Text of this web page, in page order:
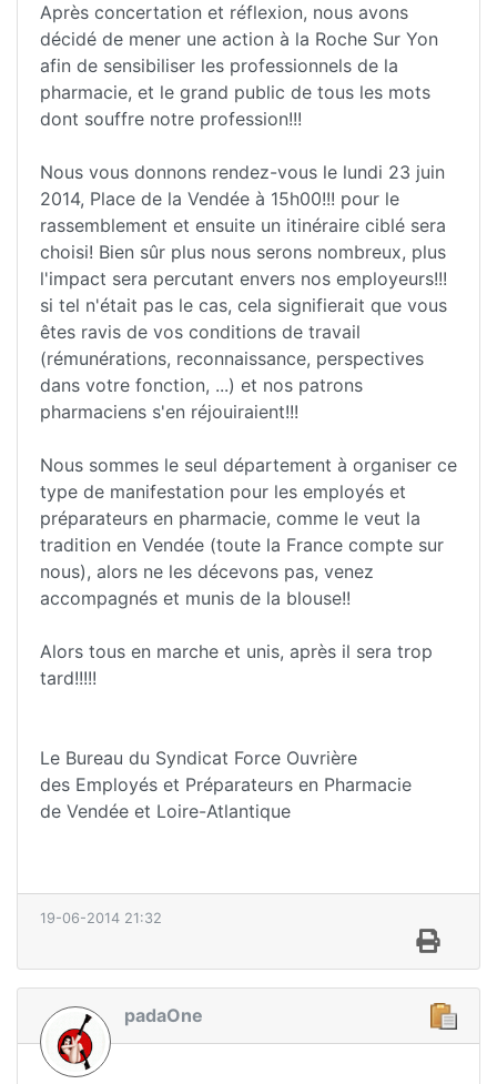
Après concertation et réflexion, nous avons
décidé de mener une action à la Roche Sur Yon
afin de sensibiliser les professionnels de la
pharmacie, et le grand public de tous les mots
dont souffre notre profession!!!
Nous vous donnons rendez-vous le lundi 23 juin
2014, Place de la Vendée à 15h00!!! pour le
rassemblement et ensuite un itinéraire ciblé sera
choisi! Bien sûr plus nous serons nombreux, plus
l'impact sera percutant envers nos employeurs!!!
si tel n'était pas le cas, cela signifierait que vous
êtes ravis de vos conditions de travail
(rémunérations, reconnaissance, perspectives
dans votre fonction, ...) et nos patrons
pharmaciens s'en réjouiraient!!!
Nous sommes le seul département à organiser ce
type de manifestation pour les employés et
préparateurs en pharmacie, comme le veut la
tradition en Vendée (toute la France compte sur
nous), alors ne les décevons pas, venez
accompagnés et munis de la blouse!!
Alors tous en marche et unis, après il sera trop
tard!!!!!
Le Bureau du Syndicat Force Ouvrière
des Employés et Préparateurs en Pharmacie
de Vendée et Loire-Atlantique
19-06-2014 21:32
padaOne